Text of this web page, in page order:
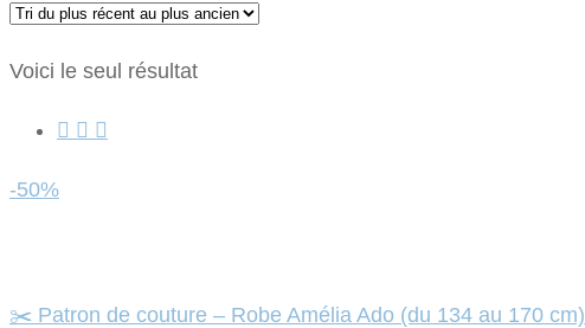
Voici le seul résultat
-50%
✂️ Patron de couture – Robe Amélia Ado (du 134 au 170 cm)